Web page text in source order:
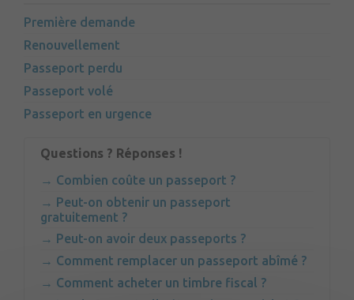
Première demande
Renouvellement
Passeport perdu
Passeport volé
Passeport en urgence
Questions ? Réponses !
Combien coûte un passeport ?
Peut-on obtenir un passeport
gratuitement ?
Peut-on avoir deux passeports ?
Comment remplacer un passeport abîmé ?
Comment acheter un timbre fiscal ?